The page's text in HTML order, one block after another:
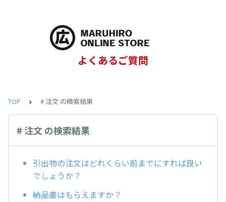
よくあるご質問
TOP # 注文 の検索結果
# 注文 の検索結果
引出物の注文はどれくらい前までにすれば良い
でしょうか？
納品書はもらえますか？